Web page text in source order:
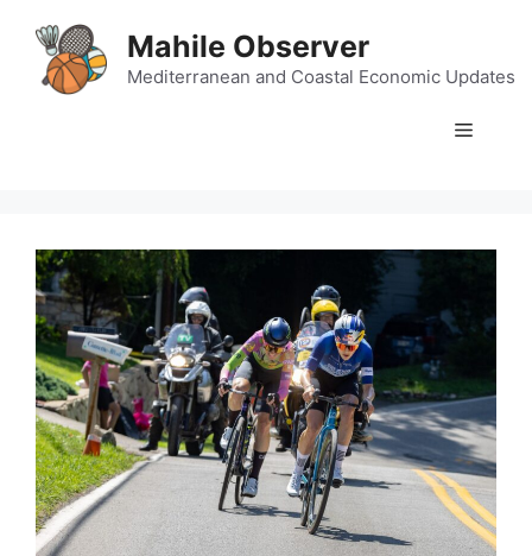
content
Mahile Observer
Mediterranean and Coastal Economic Updates
Menu